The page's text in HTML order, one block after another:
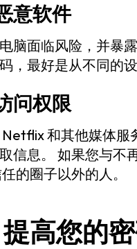
意软件
脑面临风险，并暴
，最好是从不同的
问权限
和其他媒体服
信息。 如果您与不
的圈子以外的人。
高您的